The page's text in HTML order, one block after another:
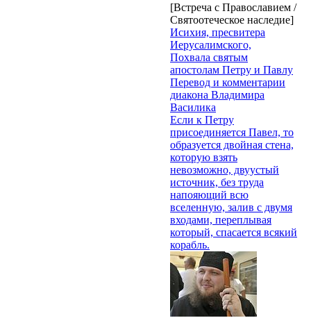
[Встреча с Православием /
Святоотеческое наследие]
Исихия, пресвитера
Иерусалимского,
Похвала святым
апостолам Петру и Павлу
Перевод и комментарии
диакона Владимира
Василика
Если к Петру
присоединяется Павел, то
образуется двойная стена,
которую взять
невозможно, двуустый
источник, без труда
напояющий всю
вселенную, залив с двумя
входами, переплывая
который, спасается всякий
корабль.